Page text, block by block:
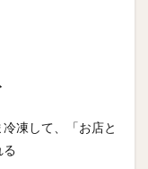
凍して、「お店と
る